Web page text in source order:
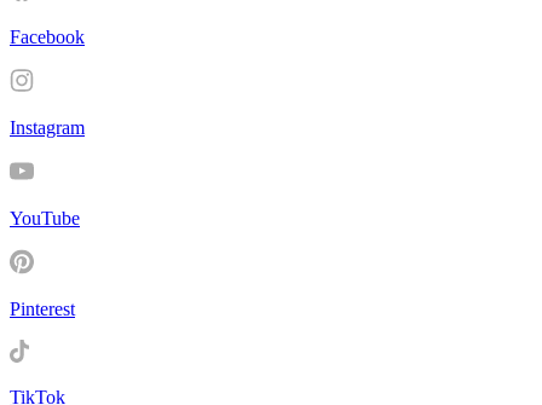
Facebook
Instagram
YouTube
Pinterest
TikTok